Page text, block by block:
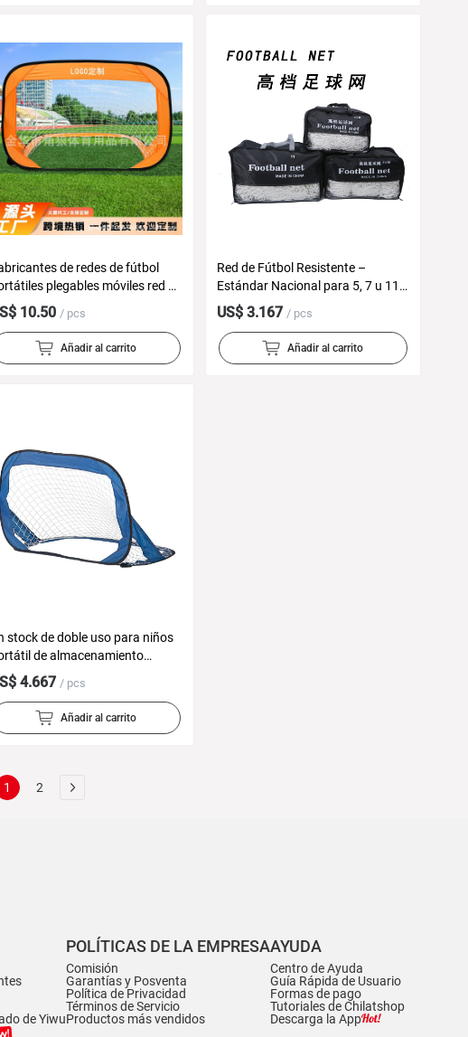
de redes de fútbol
plegables móviles red de
cuadrada niños adultos
y al aire libre entrenamiento
10.50 / pcs
Añadir al carrito
Red de Fútbol Resistente –
Estándar Nacional para 5, 7 u 11
Jugadores
US$ 3.167 / pcs
Añadir al carrito
stock de doble uso para niños
de almacenamiento
Puerta de fútbol de malla
abierta rápida Juguete
juego entre padres e
4.667 / pcs
Añadir al carrito
1 2
de Yiwu
POLÍTICAS DE LA EMPRESA
Comisión
Garantías y Posventa
Política de Privacidad
Términos de Servicio
Productos más vendidos
AYUDA
Centro de Ayuda
Guía Rápida de Usuario
Formas de pago
Tutoriales de Chilatshop
Descarga la App